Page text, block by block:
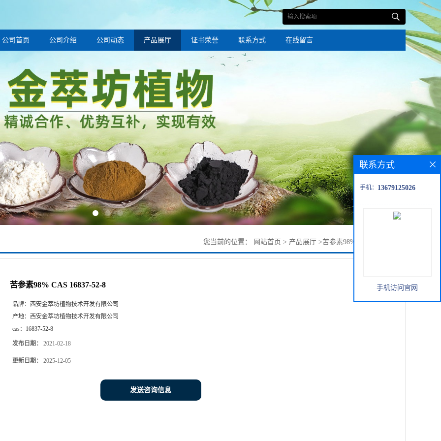
公司首页 公司介绍 公司动态 产品展厅 证书荣誉 联系方式 在线留言
您当前的位置： 网站首页 > 产品展厅 >苦参素98% CAS 16837-52-8
苦参素98% CAS 16837-52-8
品牌： 西安金萃坊植物技术开发有限公司
产地： 西安金萃坊植物技术开发有限公司
cas： 16837-52-8
发布日期： 2021-02-18
更新日期： 2025-12-05
发送咨询信息
联系方式
手机： 13679125026
手机访问官网